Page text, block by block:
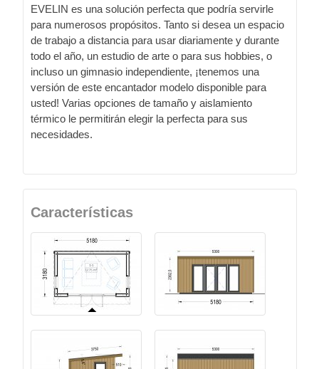
EVELIN es una solución perfecta que podría servirle
para numerosos propósitos. Tanto si desea un espacio
de trabajo a distancia para usar diariamente y durante
todo el año, un estudio de arte o para sus hobbies, o
incluso un gimnasio independiente, ¡tenemos una
versión de este encantador modelo disponible para
usted! Varias opciones de tamaño y aislamiento
térmico le permitirán elegir la perfecta para sus
necesidades.
Características